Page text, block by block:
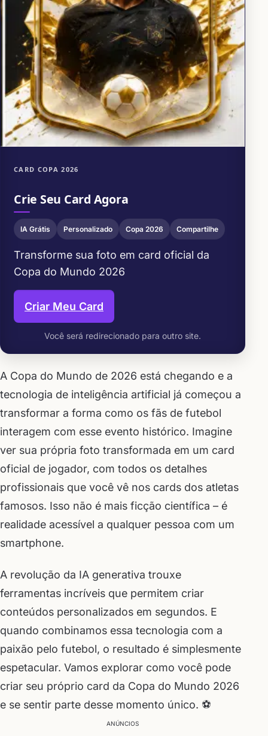
CARD COPA 2026
Crie Seu Card Agora
IA Grátis Personalizado Copa 2026 Compartilhe
Transforme sua foto em card oficial da
Copa do Mundo 2026
Criar Meu Card
Você será redirecionado para outro site.
A Copa do Mundo de 2026 está chegando e a
tecnologia de inteligência artificial já começou a
transformar a forma como os fãs de futebol
interagem com esse evento histórico. Imagine
ver sua própria foto transformada em um card
oficial de jogador, com todos os detalhes
profissionais que você vê nos cards dos atletas
famosos. Isso não é mais ficção científica – é
realidade acessível a qualquer pessoa com um
smartphone.
A revolução da IA generativa trouxe
ferramentas incríveis que permitem criar
conteúdos personalizados em segundos. E
quando combinamos essa tecnologia com a
paixão pelo futebol, o resultado é simplesmente
espetacular. Vamos explorar como você pode
criar seu próprio card da Copa do Mundo 2026
e se sentir parte desse momento único. ⚽
ANÚNCIOS